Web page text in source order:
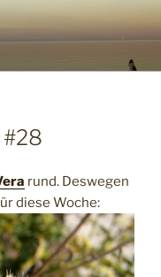
#28
rund. Deswegen
diese Woche: